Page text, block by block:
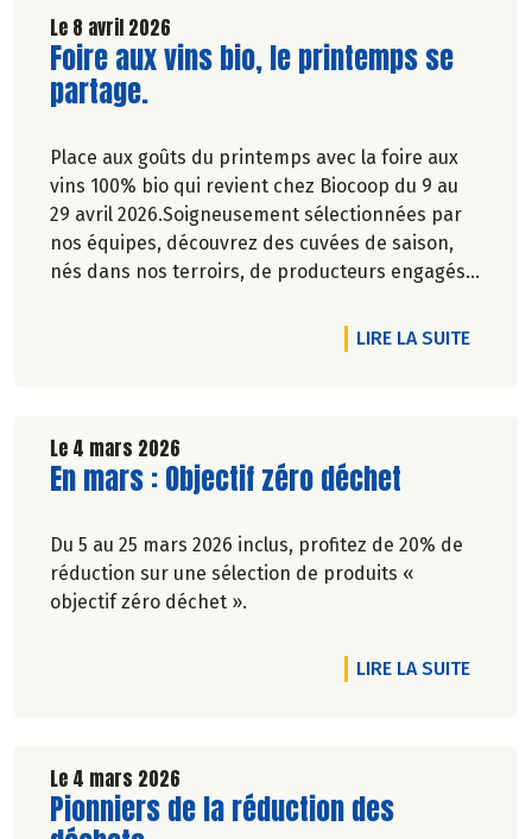
Le 8 avril 2026
Lire la suite de l'article
Foire aux vins bio, le printemps se
partage.
Place aux goûts du printemps avec la foire aux
vins 100% bio qui revient chez Biocoop du 9 au
29 avril 2026.Soigneusement sélectionnées par
nos équipes, découvrez des cuvées de saison,
nés dans nos terroirs, de producteurs engagés
LIRE LA SUITEDE
Le 4 mars 2026
Lire la suite de l'article
En mars : Objectif zéro déchet
Du 5 au 25 mars 2026 inclus, profitez de 20% de
réduction sur une sélection de produits «
objectif zéro déchet ».
LIRE LA SUITEDE
Le 4 mars 2026
Lire la suite de l'article
Pionniers de la réduction des